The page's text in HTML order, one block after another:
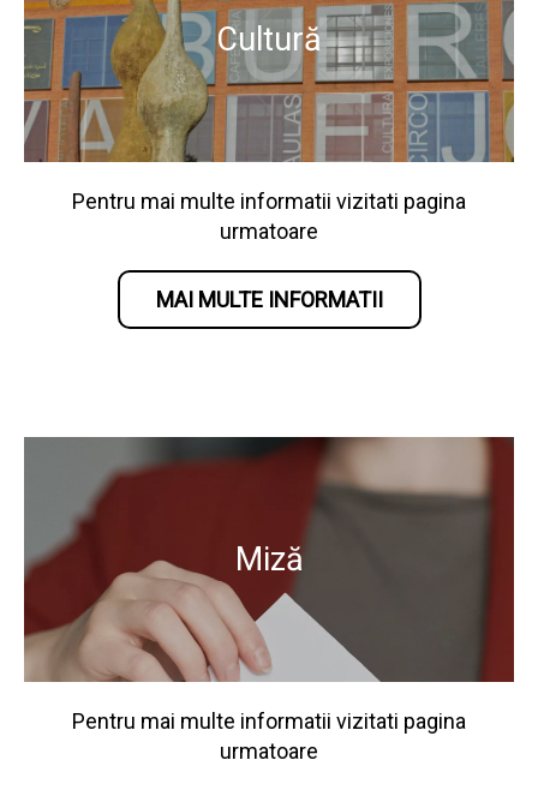
Cultură
Pentru mai multe informatii vizitati pagina
urmatoare
MAI MULTE INFORMATII
Miză
Pentru mai multe informatii vizitati pagina
urmatoare